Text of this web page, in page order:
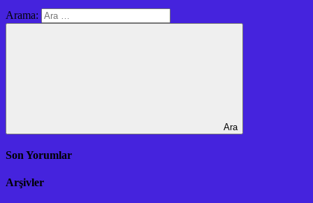
Arama:
Ara
Son Yorumlar
Arşivler